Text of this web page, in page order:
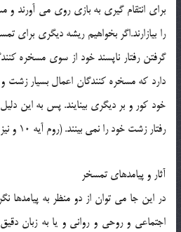
براي انتقام گيري به بازي روي مي آورند
را بيازارند.اگر بخواهيم ريشه ديگري براي
گرفتن رفتار ناپسند خود از سوي مسخره
دارد كه مسخره كنندگان اعمال بسيار زشت و
خود كور و بر ديگري بينايند. پس به اين
رفتار زشت خود را نمي بينند. (روم آيه 10 و نيز جاثيه آيه 7 و 8)
آثار و پيامدهاي تمسخر
در اين جا مي توان از دو منظر به پيامدها
اجتماعي و روحي و رواني و يا به زبان